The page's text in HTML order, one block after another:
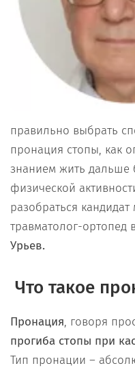
правильно выбрать
пронация стопы, как
знанием жить дальше
физической
разобраться
травматолог-ортопед
Урьев.
Что такое
Пронация, говоря
прогиба стопы при
Тип пронации –